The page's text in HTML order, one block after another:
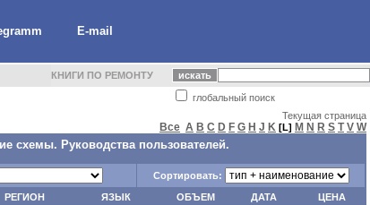
E-mail
КНИГИ ПО РЕМОНТУ
глобальный поиск
Текущая страница
Все A B C D F G H J K [L] M N R S T V W
схемы. Руководства пользователей.
Сортировать:
РЕГИОН ЯЗЫК ОБЪЕМ ДАТА ЦЕНА